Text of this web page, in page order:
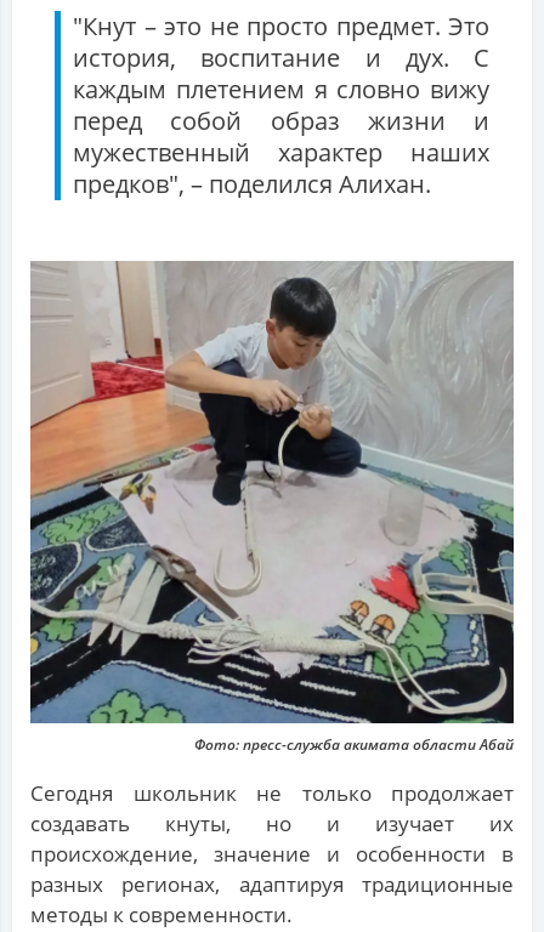
"Кнут – это не просто предмет. Это
история, воспитание и дух. С
каждым плетением я словно вижу
перед собой образ жизни и
мужественный характер наших
предков", – поделился Алихан.
Фото: пресс-служба акимата области Абай
Сегодня школьник не только продолжает
создавать кнуты, но и изучает их
происхождение, значение и особенности в
разных регионах, адаптируя традиционные
методы к современности.